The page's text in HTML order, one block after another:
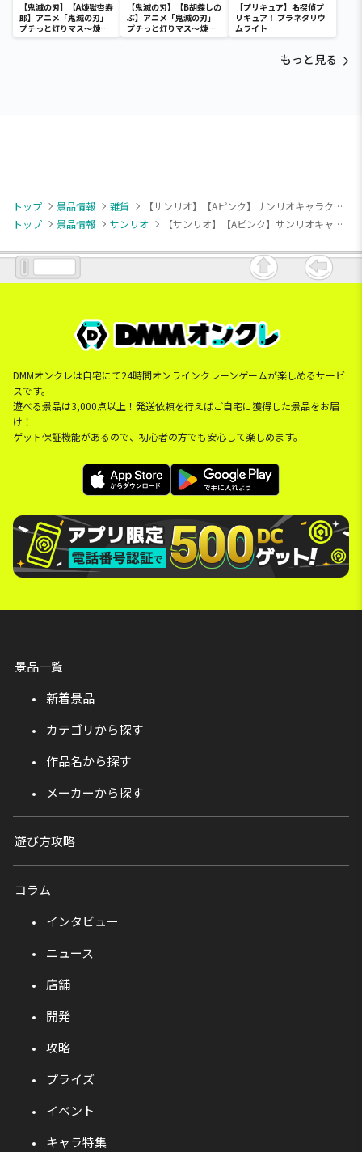
【鬼滅の刃】【A煉獄杏寿
郎】アニメ「鬼滅の刃」
プチっと灯りマス～煉獄
杏寿郎・胡蝶しのぶ～
【鬼滅の刃】【B胡蝶しの
ぶ】アニメ「鬼滅の刃」
プチっと灯りマス～煉獄
杏寿郎・胡蝶しのぶ～
【プリキュア】名探偵プ
リキュア！ プラネタリウ
ムライト
もっと見る
トップ 景品情報 雑貨
【サンリオ】【Aピンク】サンリオキャラクターズ [SGZ]ぐらもっちクッション
トップ
景品情報 サンリオ 【サンリオ】【Aピンク】サンリオキャラクターズ [SGZ]ぐらもっちクッション
DMMオンクレは自宅にて24時間オンラインクレーンゲームが楽しめるサービ
スです。
遊べる景品は3,000点以上！発送依頼を行えばご自宅に獲得した景品をお届
け！
ゲット保証機能があるので、初心者の方でも安心して楽しめます。
景品一覧
新着景品
カテゴリから探す
作品名から探す
メーカーから探す
遊び方攻略
コラム
インタビュー
ニュース
店舗
開発
攻略
プライズ
イベント
キャラ特集